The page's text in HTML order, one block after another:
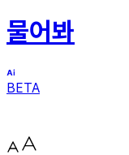
물어봐
BETA